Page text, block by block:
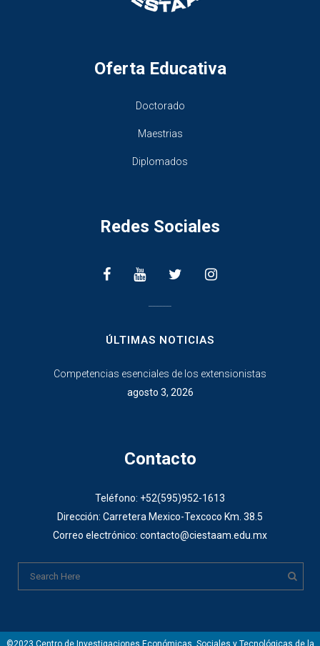
Oferta Educativa
Doctorado
Maestrias
Diplomados
Redes Sociales
ÚLTIMAS NOTICIAS
Competencias esenciales de los extensionistas
agosto 3, 2026
Contacto
Teléfono: +52(595)952-1613
Dirección: Carretera Mexico-Texcoco Km. 38.5
Correo electrónico: contacto@ciestaam.edu.mx
©2023 Centro de Investigaciones Económicas, Sociales y Tecnológicas de la